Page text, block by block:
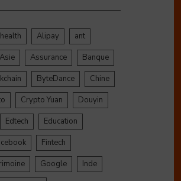
Alipay
ant
Asie Assurance
Banque
ByteDance
Chine
Crypto Yuan
Douyin
Edtech
Education
Fintech
Google
Inde